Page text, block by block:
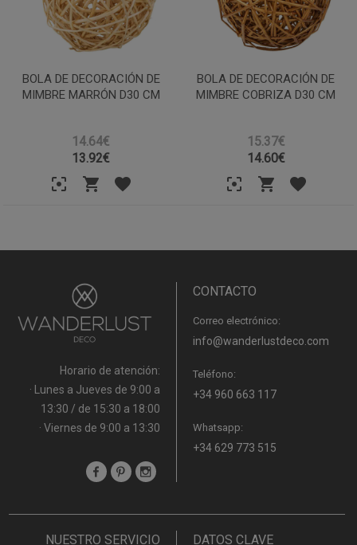
BOLA DE DECORACIÓN DE
MIMBRE MARRÓN D30 CM
14.64€
13.92€
BOLA DE DECORACIÓN DE
MIMBRE COBRIZA D30 CM
15.37€
14.60€
Horario de atención:
· Lunes a Jueves de 9:00 a
13:30 / de 15:30 a 18:00
· Viernes de 9:00 a 13:30
CONTACTO
Correo electrónico:
info@wanderlustdeco.com
Teléfono:
+34 960 663 117
Whatsapp:
+34 629 773 515
NUESTRO SERVICIO DATOS CLAVE